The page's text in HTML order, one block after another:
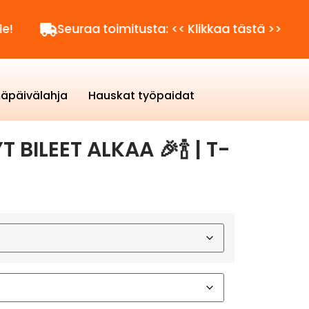
toimitusta: << Klikkaa tästä >>
Hauskat työpaidat
BILEET ALKAA 🎉🍾 | T-